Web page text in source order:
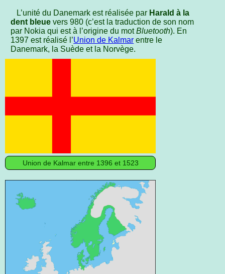
L’unité du Danemark est réalisée par Harald à la
dent bleue vers 980 (c’est la traduction de son nom
par Nokia qui est à l’origine du motBluetooth). En
1397 est réalisé l’Union de Kalmar entre le
Danemark, la Suède et la Norvège.
Union de Kalmar entre 1396 et 1523